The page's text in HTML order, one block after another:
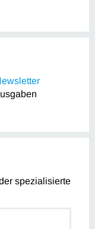
spezialisierte